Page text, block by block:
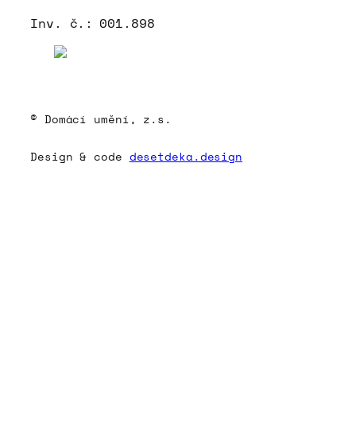
Inv. č.: 001.898
© Domácí umění, z.s.
Design & code desetdeka.design